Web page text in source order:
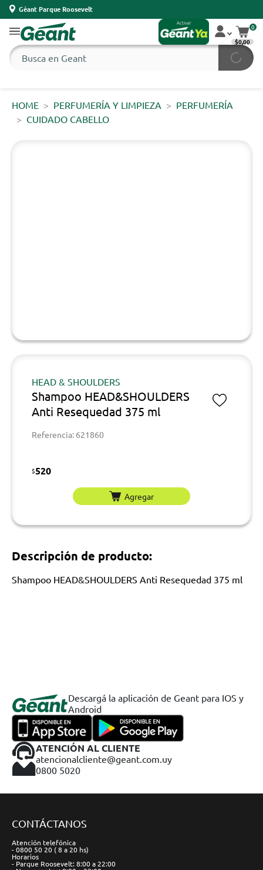
Géant Parque Roosevelt
0
$0,00
HOME PERFUMERÍA Y LIMPIEZA
PERFUMERÍA
CUIDADO CABELLO
HEAD & SHOULDERS
Shampoo HEAD&SHOULDERS
Anti Resequedad 375 ml
Referencia: 621860
$520
Agregar
Descripción de producto:
Shampoo HEAD&SHOULDERS Anti Resequedad 375 ml
Descargá la aplicación de Geant para IOS y
Android
ATENCIÓN AL CLIENTE
atencionalcliente@geant.com.uy
0800 5020
CONTÁCTANOS
Atención telefónica
- 0800 50 20 ( 8 a 20 hs)
Horarios
- Parque Roosevelt: 8:00 a 22:00